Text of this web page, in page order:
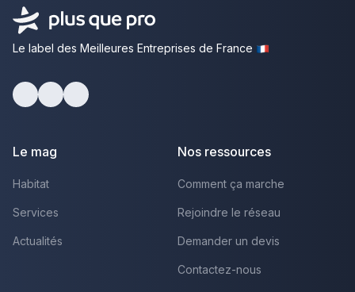
Le label des Meilleures Entreprises de France
Le mag
Habitat
Services
Actualités
Nos ressources
Comment ça marche
Rejoindre le réseau
Demander un devis
Contactez-nous